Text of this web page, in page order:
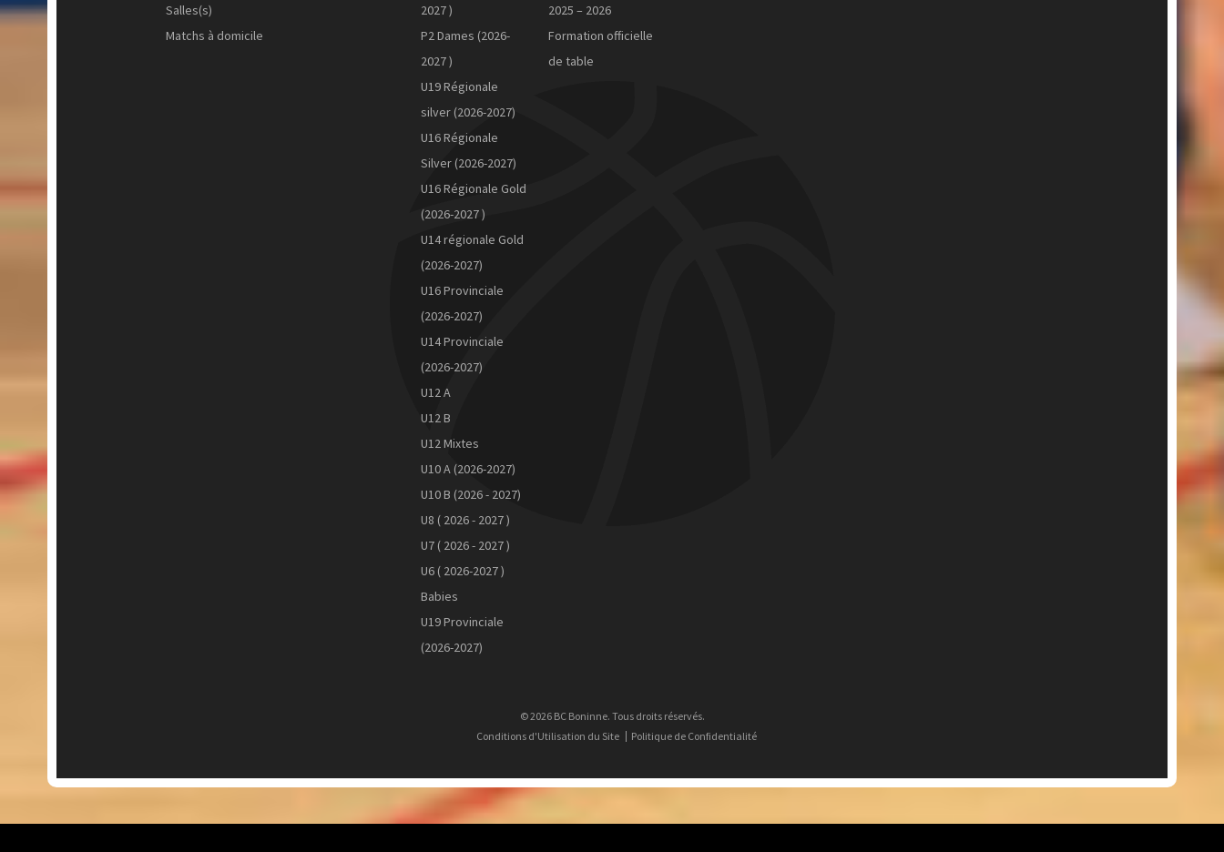
Salles(s)
Matchs à domicile
2027 )
P2 Dames (2026-
2027 )
U19 Régionale
silver (2026-2027)
U16 Régionale
Silver (2026-2027)
U16 Régionale Gold
(2026-2027 )
U14 régionale Gold
(2026-2027)
U16 Provinciale
(2026-2027)
U14 Provinciale
(2026-2027)
U12 A
U12 B
U12 Mixtes
U10 A (2026-2027)
U10 B (2026 - 2027)
U8 ( 2026 - 2027 )
U7 ( 2026 - 2027 )
U6 ( 2026-2027 )
Babies
U19 Provinciale
(2026-2027)
2025 – 2026
Formation officielle
de table
© 2026 BC Boninne. Tous droits réservés.
Conditions d'Utilisation du Site
Politique de Confidentialité